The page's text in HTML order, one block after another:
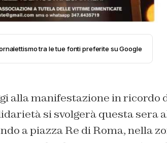
tra le tue fonti preferite su Google
alla manifestazione in ricordo
si svolgerà questa sera
a piazza Re di Roma, nella